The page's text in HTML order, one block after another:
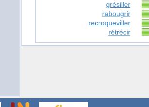
grésiller
rabougrir
recroqueviller
rétrécir